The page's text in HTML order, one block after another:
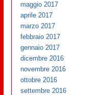
maggio 2017
aprile 2017
marzo 2017
febbraio 2017
gennaio 2017
dicembre 2016
novembre 2016
ottobre 2016
settembre 2016